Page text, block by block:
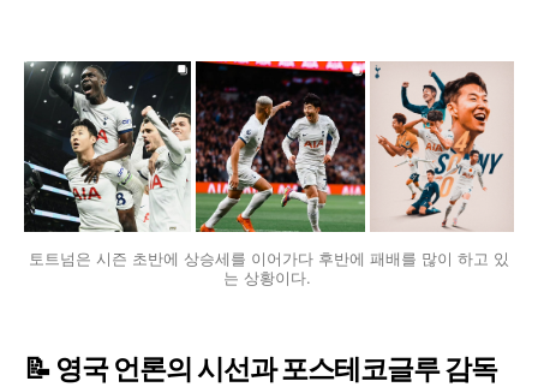
토트넘은 시즌 초반에 상승세를 이어가다 후반에 패배를 많이 하고 있
는 상황이다.
📝 영국 언론의 시선과 포스테코글루 감독